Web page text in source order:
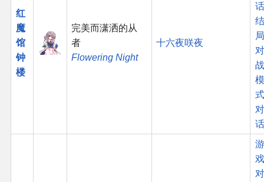
红
魔
馆
钟
楼
完美而潇洒的从
者
Flowering Night
十六夜咲夜
结
局
对
战
模
式
对
话
游
戏
对